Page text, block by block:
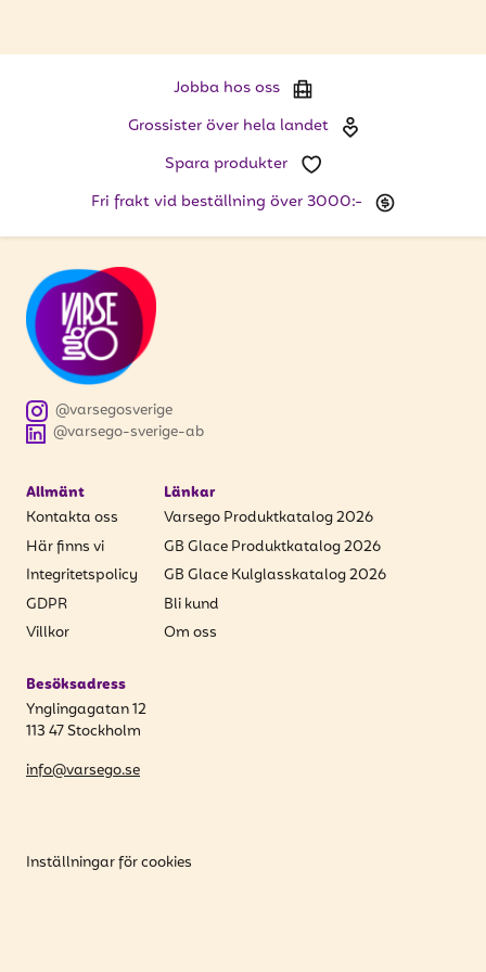
Jobba hos oss
Grossister över hela landet
Spara produkter
Fri frakt vid beställning över 3000:-
@varsego-sverige-ab
@varsegosverige
Allmänt
Kontakta oss
Här finns vi
Integritetspolicy
GDPR
Villkor
Länkar
Varsego Produktkatalog 2026
GB Glace Produktkatalog 2026
GB Glace Kulglasskatalog 2026
Bli kund
Om oss
Besöksadress
Ynglingagatan 12
113 47 Stockholm
info@varsego.se
Inställningar för cookies